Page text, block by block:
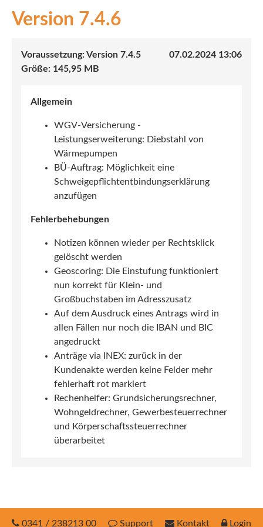
INEX
Leben
Investment
7.4.6
07.02.2024 13:06
7.4.5
145,95 MB
Allgemein
WGV-Versicherung -
Leistungserweiterung: Diebstahl von
Wärmepumpen
BÜ-Auftrag: Möglichkeit eine
Schweigepflichtentbindungserklärung
anzufügen
Fehlerbehebungen
Notizen können wieder per Rechtsklick
gelöscht werden
Geoscoring: Die Einstufung funktioniert
nun korrekt für Klein- und
Großbuchstaben im Adresszusatz
Auf dem Ausdruck eines Antrags wird in
allen Fällen nur noch die IBAN und BIC
angedruckt
Anträge via INEX: zurück in der
Kundenakte werden keine Felder mehr
fehlerhaft rot markiert
Rechenhelfer: Grundsicherungsrechner,
Wohngeldrechner, Gewerbesteuerrechner
und Körperschaftssteuerrechner
überarbeitet
0341 / 238213 00 Support Kontakt Login